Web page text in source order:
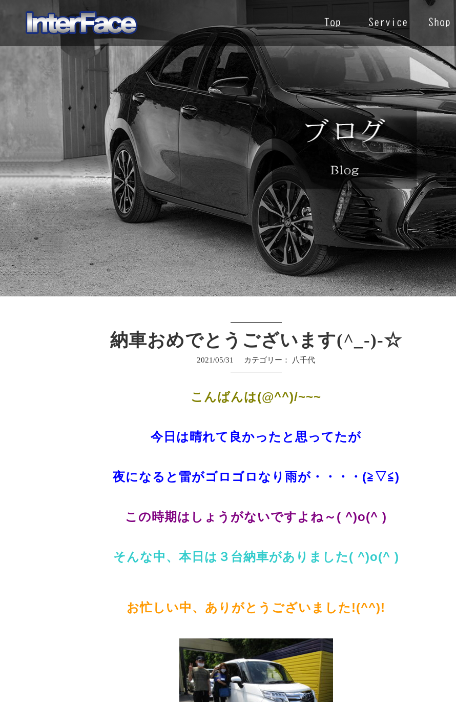
納車おめでとうございます(^_-)-☆
2021/05/31 カテゴリー： 八千代
こんばんは(@^^)/~~~
今日は晴れて良かったと思ってたが
夜になると雷がゴロゴロなり雨が・・・・(≧▽≦)
この時期はしょうがないですよね～( ^)o(^ )
そんな中、本日は３台納車がありました( ^)o(^ )
お忙しい中、ありがとうございました!(^^)!